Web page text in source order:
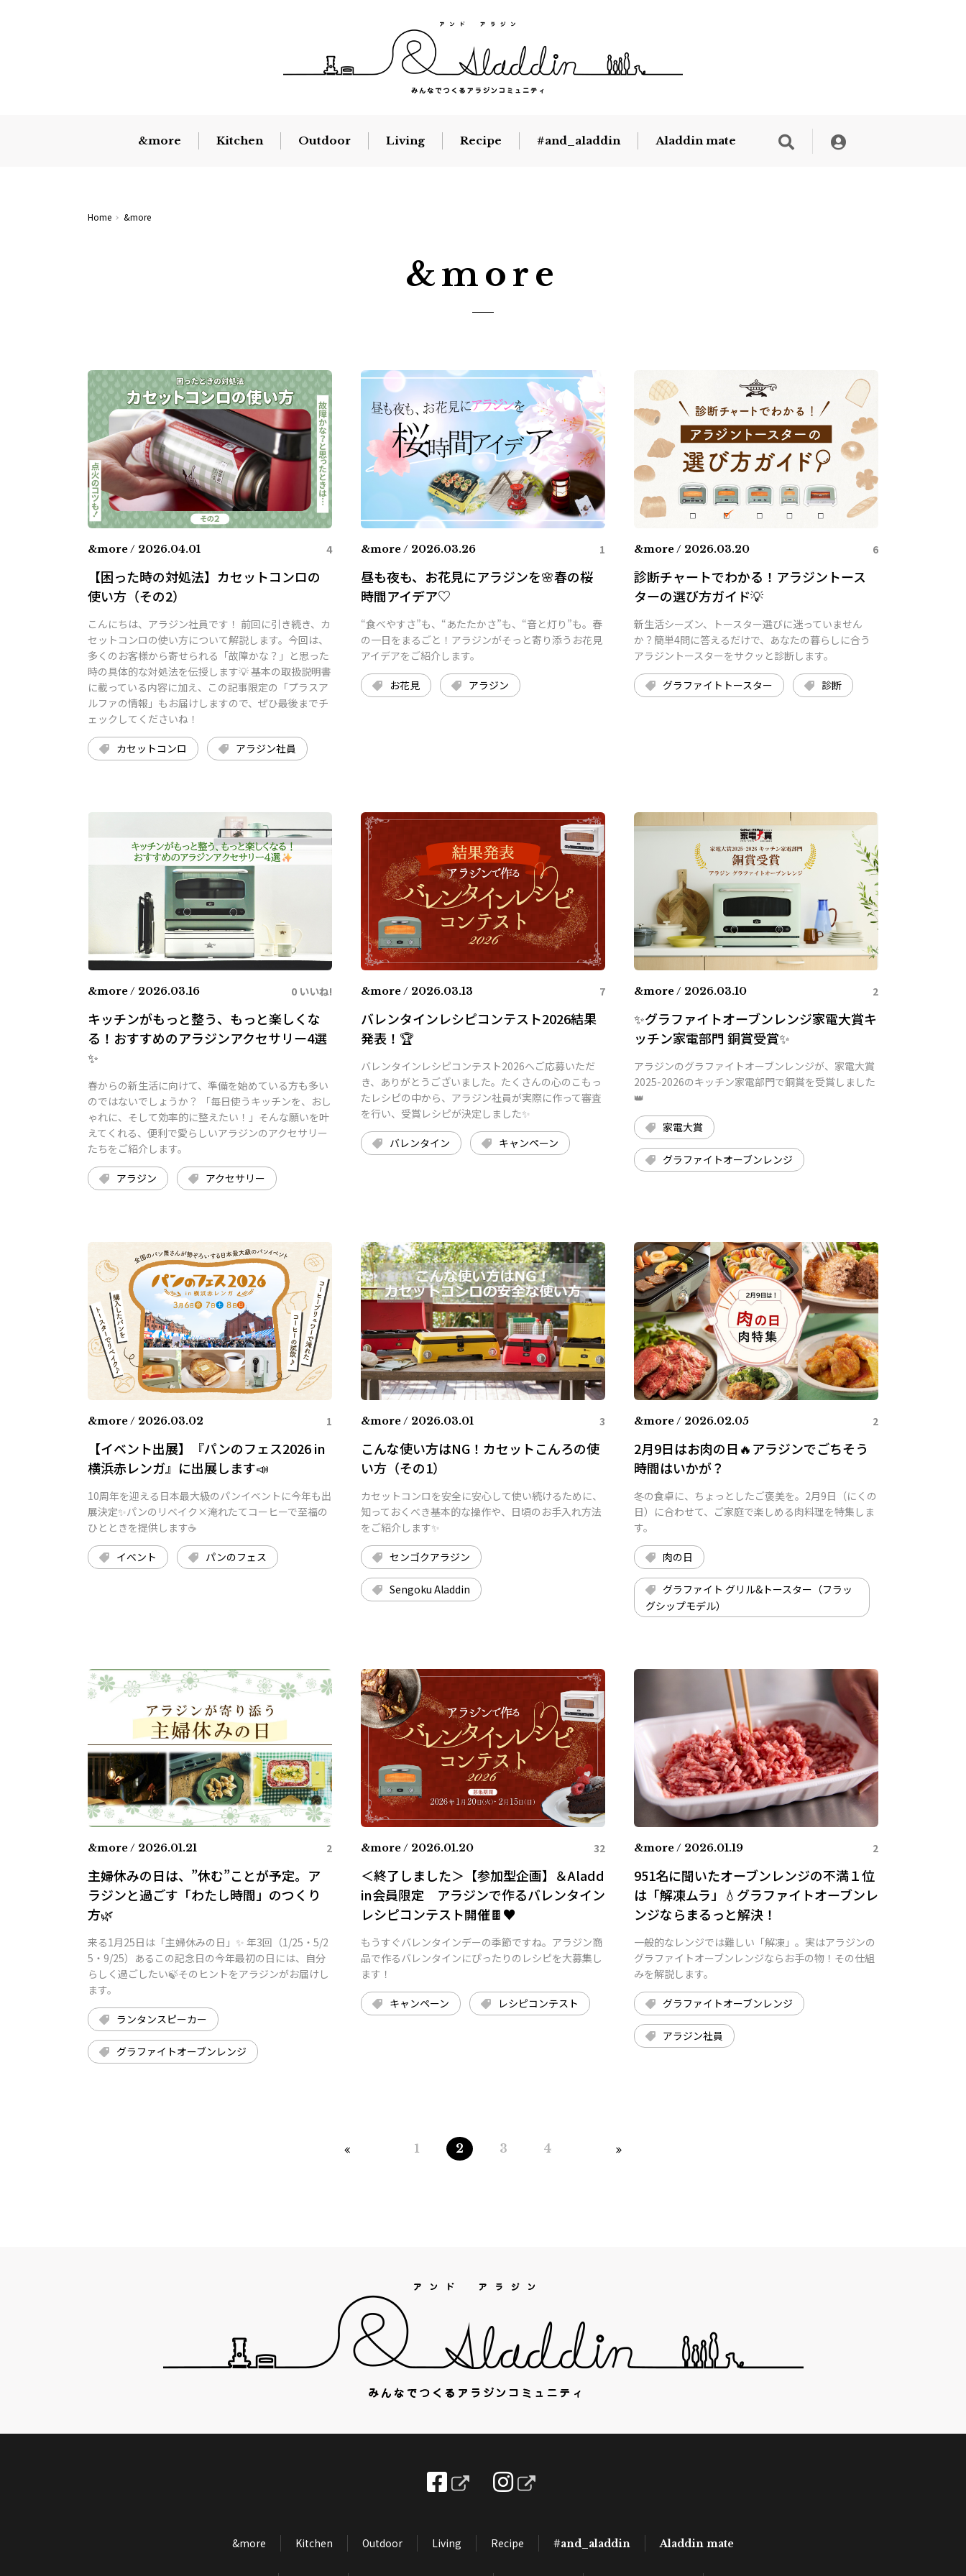
&more Kitchen Outdoor Living Recipe #and_aladdin Aladdin mate
Home &more
&more
&more / 2026.04.01 4
【困った時の対処法】カセットコンロの
使い方（その2）
こんにちは、アラジン社員です！ 前回に引き続き、カ
セットコンロの使い方について解説します。今回は、
多くのお客様から寄せられる「故障かな？」と思った
時の具体的な対処法を伝授します💡 基本の取扱説明書
に載っている内容に加え、この記事限定の「プラスア
ルファの情報」もお届けしますので、ぜひ最後までチ
ェックしてくださいね！
カセットコンロ アラジン社員
&more / 2026.03.26 1
昼も夜も、お花見にアラジンを🌸春の桜
時間アイデア♡
“食べやすさ”も、“あたたかさ”も、“音と灯り”も。春
の一日をまるごと！アラジンがそっと寄り添うお花見
アイデアをご紹介します。
お花見 アラジン
&more / 2026.03.20 6
診断チャートでわかる！アラジントース
ターの選び方ガイド💡
新生活シーズン、トースター選びに迷っていません
か？簡単4問に答えるだけで、あなたの暮らしに合う
アラジントースターをサクッと診断します。
グラファイトトースター 診断
&more / 2026.03.16 0 いいね!
キッチンがもっと整う、もっと楽しくな
る！おすすめのアラジンアクセサリー4選
✨
春からの新生活に向けて、準備を始めている方も多い
のではないでしょうか？ 「毎日使うキッチンを、おし
ゃれに、そして効率的に整えたい！」そんな願いを叶
えてくれる、便利で愛らしいアラジンのアクセサリー
たちをご紹介します。
アラジン アクセサリー
&more / 2026.03.13 7
バレンタインレシピコンテスト2026結果
発表！🏆
バレンタインレシピコンテスト2026へご応募いただ
き、ありがとうございました。たくさんの心のこもっ
たレシピの中から、アラジン社員が実際に作って審査
を行い、受賞レシピが決定しました✨
バレンタイン キャンペーン
&more / 2026.03.10 2
✨グラファイトオーブンレンジ家電大賞キ
ッチン家電部門 銅賞受賞✨
アラジンのグラファイトオーブンレンジが、家電大賞
2025-2026のキッチン家電部門で銅賞を受賞しました
👑
家電大賞
グラファイトオーブンレンジ
&more / 2026.03.02 1
【イベント出展】『パンのフェス2026 in
横浜赤レンガ』に出展します📣
10周年を迎える日本最大級のパンイベントに今年も出
展決定✨パンのリベイク×淹れたてコーヒーで至福の
ひとときを提供します☕
イベント パンのフェス
&more / 2026.03.01 3
こんな使い方はNG！カセットこんろの使
い方（その1）
カセットコンロを安全に安心して使い続けるために、
知っておくべき基本的な操作や、日頃のお手入れ方法
をご紹介します✨
センゴクアラジン
Sengoku Aladdin
&more / 2026.02.05 2
2月9日はお肉の日🔥アラジンでごちそう
時間はいかが？
冬の食卓に、ちょっとしたご褒美を。2月9日（にくの
日）に合わせて、ご家庭で楽しめる肉料理を特集しま
す。
肉の日
グラファイト グリル&トースター（フラッ
グシップモデル）
&more / 2026.01.21 2
主婦休みの日は、”休む”ことが予定。ア
ラジンと過ごす「わたし時間」のつくり
方🌿
来る1月25日は「主婦休みの日」✨ 年3回（1/25・5/2
5・9/25）あるこの記念日の今年最初の日には、自分
らしく過ごしたい🍃そのヒントをアラジンがお届けし
ます。
ランタンスピーカー
グラファイトオーブンレンジ
&more / 2026.01.20 32
＜終了しました＞【参加型企画】＆Aladd
in会員限定 アラジンで作るバレンタイン
レシピコンテスト開催🍫♥️
もうすぐバレンタインデーの季節ですね。アラジン商
品で作るバレンタインにぴったりのレシピを大募集し
ます！
キャンペーン レシピコンテスト
&more / 2026.01.19 2
951名に聞いたオーブンレンジの不満１位
は「解凍ムラ」💧グラファイトオーブンレ
ンジならまるっと解決！
一般的なレンジでは難しい「解凍」。実はアラジンの
グラファイトオーブンレンジならお手の物！その仕組
みを解説します。
グラファイトオーブンレンジ
アラジン社員
1 2 3 4
&more Kitchen Outdoor Living Recipe #and_aladdin Aladdin mate